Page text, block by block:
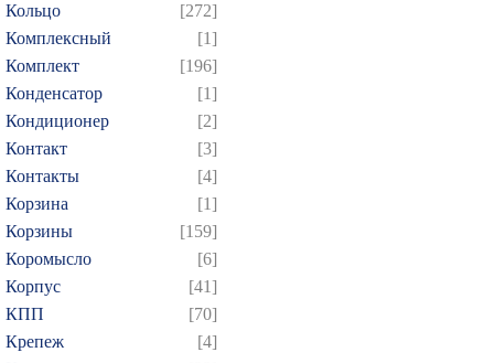
Кольцо
[272]
Комплексный
[1]
Комплект
[196]
Конденсатор
[1]
Кондиционер
[2]
Контакт
[3]
Контакты
[4]
Корзина
[1]
Корзины
[159]
Коромысло
[6]
Корпус
[41]
КПП
[70]
Крепеж
[4]